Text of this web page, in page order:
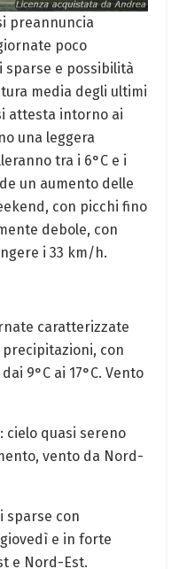
preannuncia
poco
sparse e possibilità
media degli ultimi
attesta intorno ai
una leggera
tra i 6°C e i
un aumento delle
con picchi fino
debole, con
i 33 km/h.
caratterizzate
con
9°C ai 17°C. Vento
: cielo quasi sereno
vento da Nord-
sparse con
e in forte
e Nord-Est.